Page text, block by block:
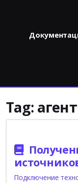
Tag: агент
Подключение